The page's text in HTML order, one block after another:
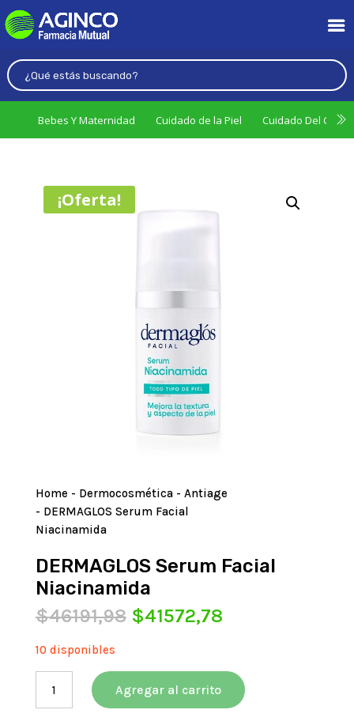
Bebes Y Maternidad Cuidado de la Piel Cuidado Del
¡Oferta!
Home - Dermocosmética- Antiage
- DERMAGLOS Serum Facial
Niacinamida
DERMAGLOS Serum Facial
Niacinamida
$46191,98 El
era:
$46191,98.
$41572,78El
es:
$41572,78.
10 disponibles
DERMAGLOS
Serum
Agregar al carrito